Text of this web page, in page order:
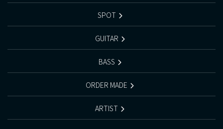
SPOT
GUITAR
BASS
ORDER MADE
ARTIST